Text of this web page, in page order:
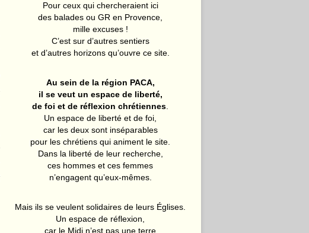
Pour ceux qui chercheraient ici
des balades ou GR en Provence,
mille excuses !
C’est sur d’autres sentiers
et d’autres horizons qu’ouvre ce site.
Au sein de la région PACA,
il se veut un espace de liberté,
de foi et de réflexion chrétiennes
Un espace de liberté et de foi,
car les deux sont inséparables
pour les chrétiens qui animent le site.
Dans la liberté de leur recherche,
ces hommes et ces femmes
n’engagent qu’eux-mêmes.
Mais ils se veulent solidaires de leurs Églises.
Un espace de réflexion,
car le Midi n’est pas une terre